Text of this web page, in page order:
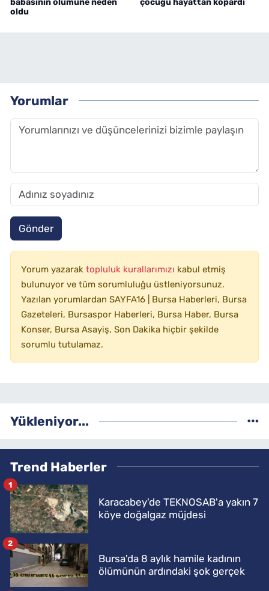
babasının ölümüne neden
oldu
çocuğu hayattan kopardı
Yorumlar
Gönder
Yorum yazarak topluluk kurallarımızı kabul etmiş
bulunuyor ve tüm sorumluluğu üstleniyorsunuz.
Yazılan yorumlardan SAYFA16 | Bursa Haberleri, Bursa
Gazeteleri, Bursaspor Haberleri, Bursa Haber, Bursa
Konser, Bursa Asayiş, Son Dakika hiçbir şekilde
sorumlu tutulamaz.
Yükleniyor...
Trend Haberler
Karacabey'de TEKNOSAB'a yakın 7
köye doğalgaz müjdesi
1
Bursa'da 8 aylık hamile kadının
ölümünün ardındaki şok gerçek
2